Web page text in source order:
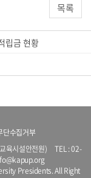
목록
립금 현황
단수집거부
교육시설안전원) TEL :02-
Presidents. All Right